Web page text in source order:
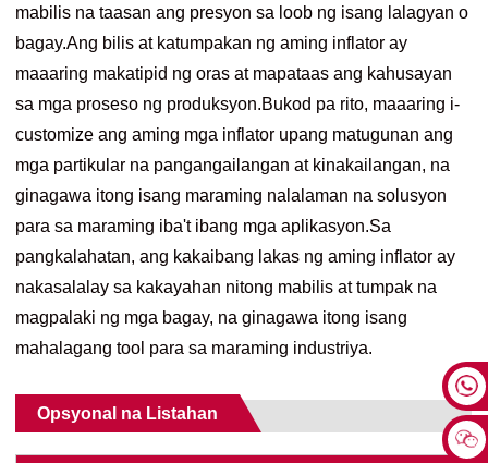
mabilis na taasan ang presyon sa loob ng isang lalagyan o
bagay.Ang bilis at katumpakan ng aming inflator ay
maaaring makatipid ng oras at mapataas ang kahusayan
sa mga proseso ng produksyon.Bukod pa rito, maaaring i-
customize ang aming mga inflator upang matugunan ang
mga partikular na pangangailangan at kinakailangan, na
ginagawa itong isang maraming nalalaman na solusyon
para sa maraming iba't ibang mga aplikasyon.Sa
pangkalahatan, ang kakaibang lakas ng aming inflator ay
nakasalalay sa kakayahan nitong mabilis at tumpak na
magpalaki ng mga bagay, na ginagawa itong isang
mahalagang tool para sa maraming industriya.
Opsyonal na Listahan